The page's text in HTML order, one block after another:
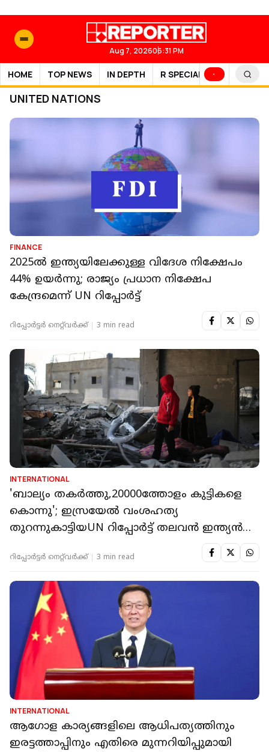
Aug 7, 202606:31 PM
HOME TOP NEWS IN DEPTH R SPECIAL SPORTS
UNITED NATIONS
FINANCE
2025ല്‍ ഇന്ത്യയിലേക്കുള്ള വിദേശ നിക്ഷേപം
44% ഉയര്‍ന്നു; രാജ്യം പ്രധാന നിക്ഷേപ
കേന്ദ്രമെന്ന് UN റിപ്പോര്‍ട്ട്
റിപ്പോർട്ടർ നെറ്റ്‌വര്‍ക്ക്‌ 3 min read
INTERNATIONAL
'ബാല്യം തകർത്തു,20000ത്തോളം കുട്ടികളെ
കൊന്നു'; ഇസ്രയേൽ വംശഹത്യ
തുറന്നുകാട്ടിയUN റിപ്പോർട്ട് തലവൻ ഇന്ത്യൻ
റിപ്പോർട്ടർ നെറ്റ്‌വര്‍ക്ക്‌ 3 min read
INTERNATIONAL
ആഗോള കാര്യങ്ങളിലെ ആധിപത്യത്തിനും
ഇരട്ടത്താപ്പിനും എതിരെ മുന്നറിയിപ്പുമായി